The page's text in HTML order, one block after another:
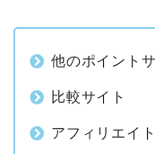
他のポイント
比較サイト
アフィリエイ